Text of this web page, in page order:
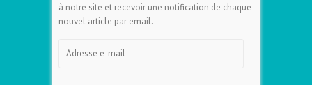
à notre site et recevoir une notification de chaque
nouvel article par email.